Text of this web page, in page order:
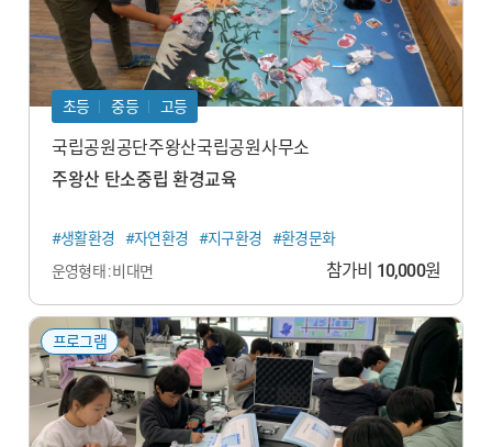
초등 중등 고등
국립공원공단주왕산국립공원사무소
주왕산 탄소중립 환경교육
#생활환경 #자연환경 #지구환경
#환경문화
운영형태 : 비대면
참가비 10,000원
프로그램